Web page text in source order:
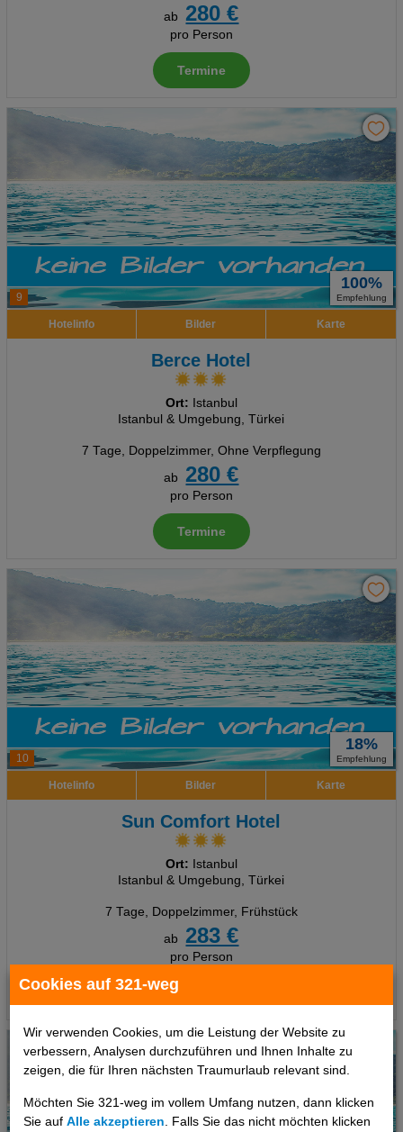
Cookies auf 321-weg
Wir verwenden Cookies, um die Leistung der Website zu
verbessern, Analysen durchzuführen und Ihnen Inhalte zu
zeigen, die für Ihren nächsten Traumurlaub relevant sind.
Möchten Sie 321-weg im vollem Umfang nutzen, dann klicken
Sie aufAlle akzeptieren . Falls Sie das nicht möchten klicken
ab
280 €
pro Person
Termine
9
100%
Empfehlung
Hotelinfo Bilder Karte
Berce Hotel
Ort: Istanbul
Istanbul & Umgebung, Türkei
7 Tage, Doppelzimmer, Ohne Verpflegung
ab
280 €
pro Person
Termine
10
18%
Empfehlung
Hotelinfo Bilder Karte
Sun Comfort Hotel
Ort: Istanbul
Istanbul & Umgebung, Türkei
7 Tage, Doppelzimmer, Frühstück
ab
283 €
pro Person
Termine